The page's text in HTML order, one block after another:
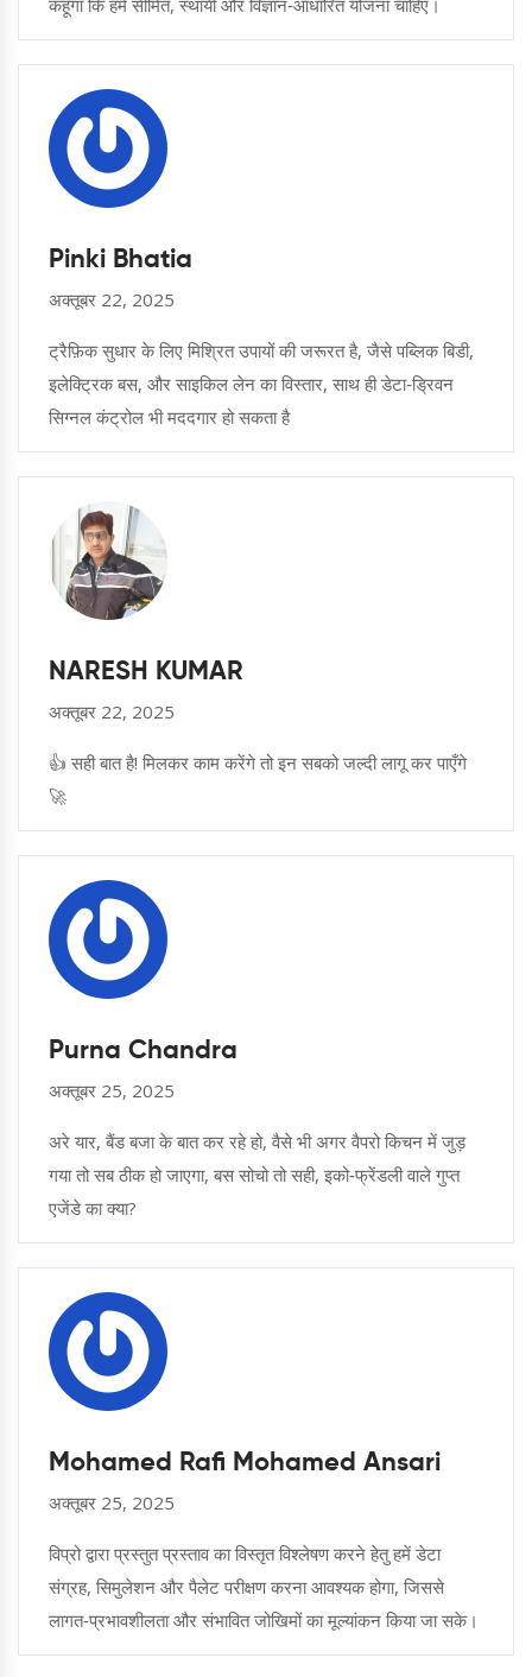
कहूँगा कि हमें सीमित, स्थायी और विज्ञान‑आधारित योजना चाहिए।
Pinki Bhatia
अक्तूबर 22, 2025
ट्रैफ़िक सुधार के लिए मिश्रित उपायों की जरूरत है, जैसे पब्लिक बिडी,
इलेक्ट्रिक बस, और साइकिल लेन का विस्तार, साथ ही डेटा‑ड्रिवन
सिग्नल कंट्रोल भी मददगार हो सकता है
NARESH KUMAR
अक्तूबर 22, 2025
👍 सही बात है! मिलकर काम करेंगे तो इन सबको जल्दी लागू कर पाएँगे
🚀
Purna Chandra
अक्तूबर 25, 2025
अरे यार, बैंड बजा के बात कर रहे हो, वैसे भी अगर वैपरो किचन में जुड़
गया तो सब ठीक हो जाएगा, बस सोचो तो सही, इको‑फ्रेंडली वाले गुप्त
एजेंडे का क्या?
Mohamed Rafi Mohamed Ansari
अक्तूबर 25, 2025
विप्रो द्वारा प्रस्तुत प्रस्ताव का विस्तृत विश्लेषण करने हेतु हमें डेटा
संग्रह, सिमुलेशन और पैलेट परीक्षण करना आवश्यक होगा, जिससे
लागत‑प्रभावशीलता और संभावित जोखिमों का मूल्यांकन किया जा सके।